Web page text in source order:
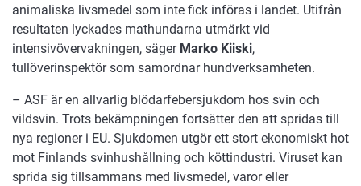
animaliska livsmedel som inte fick införas i landet. Utifrån
resultaten lyckades mathundarna utmärkt vid
intensivövervakningen, säger Marko Kiiski,
tullöverinspektör som samordnar hundverksamheten.
– ASF är en allvarlig blödarfebersjukdom hos svin och
vildsvin. Trots bekämpningen fortsätter den att spridas till
nya regioner i EU. Sjukdomen utgör ett stort ekonomiskt hot
mot Finlands svinhushållning och köttindustri. Viruset kan
sprida sig tillsammans med livsmedel, varor eller